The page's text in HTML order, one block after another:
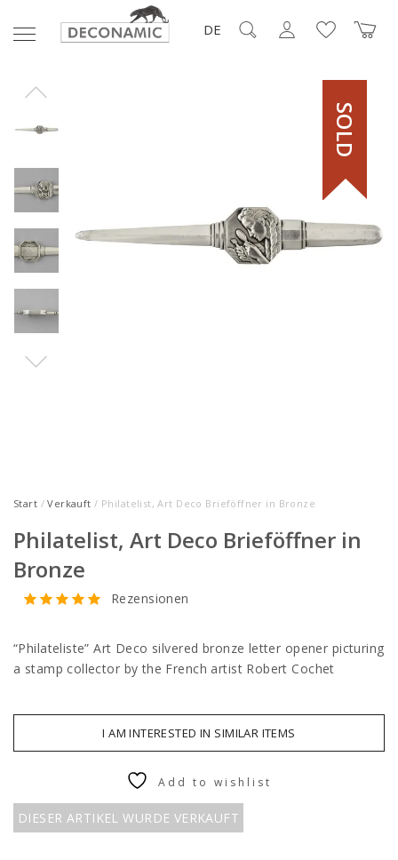
DE
SOLD
Start /Verkauft / Philatelist, Art Deco Brieföffner in Bronze
Philatelist, Art Deco Brieföffner in
Bronze
Rezensionen
“Philateliste” Art Deco silvered bronze letter opener picturing
a stamp collector by the French artist Robert Cochet
I AM INTERESTED IN SIMILAR ITEMS
DIESER ARTIKEL WURDE VERKAUFT
Add to wishlist